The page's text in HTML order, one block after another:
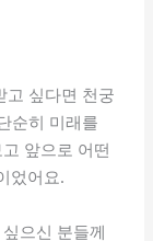
고 싶다면 천궁
순히 미래를
앞으로 어떤
었어요.
으신 분들께